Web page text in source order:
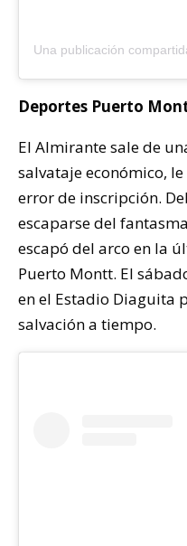
Deportes Puerto
El Almirante sale de
salvataje económico,
error de inscripción.
escaparse del
escapó del arco en la
Puerto Montt. El
en el Estadio Diaguita
salvación a tiempo.